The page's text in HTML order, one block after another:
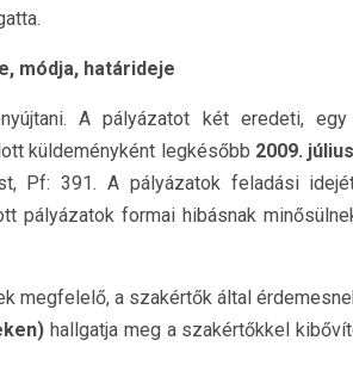
módja, határideje
A pályázatot két eredeti,
küldeményként legkésőbb 2009.
Pf: 391. A pályázatok feladási
pályázatok formai hibásnak
megfelelő, a szakértők által
hallgatja meg a szakértőkkel